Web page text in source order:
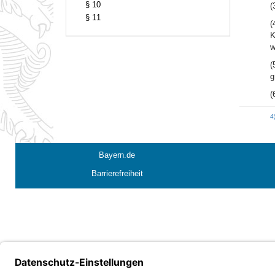
§ 10
§ 11
4)
Bayern.de
Barrierefreiheit